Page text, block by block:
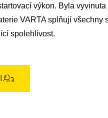
výkon. Byla
VARTA splňují všechny
spolehlivost.